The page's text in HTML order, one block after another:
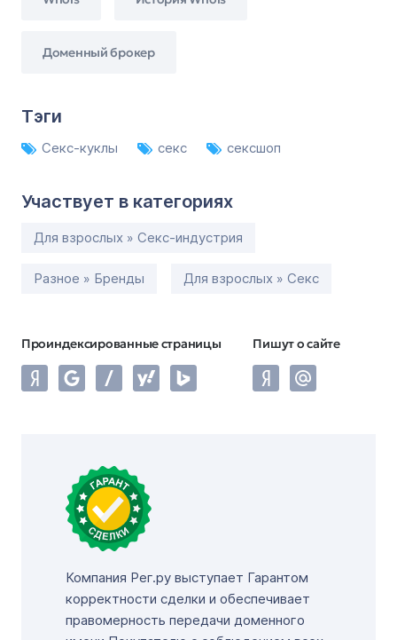
Доменный брокер
Тэги
Секс-куклы секс сексшоп
Участвует в категориях
Для взрослых » Секс-индустрия
Разное » Бренды Для взрослых » Секс
Проиндексированные страницы Пишут о сайте
Компания Рег.ру выступает Гарантом
корректности сделки и обеспечивает
правомерность передачи доменного